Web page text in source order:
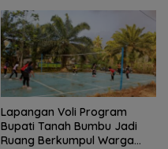
Lapangan Voli Program
Bupati Tanah Bumbu Jadi
Ruang Berkumpul Warga